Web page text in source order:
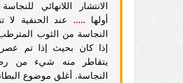
الانتشار اللانهائي
أولها ..... عند الحنفية لا
النجاسة من الثوب
إذا كان بحيث إذا تم
يتقاطر منه شيء من
النجاسة. أغلق موضوع